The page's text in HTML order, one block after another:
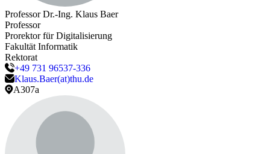
Professor Dr.-Ing. Klaus Baer
Professor
Prorektor für Digitalisierung
Fakultät Informatik
Rektorat
+49 731 96537-336
Klaus.Baer(at)thu.de
A307a